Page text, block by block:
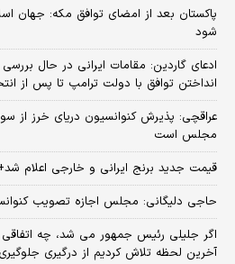
پاکستان بعد از امضای توافق مکه: جهان
شود
ادعای گاردین: مقامات ایرانی در حال
انداختن توافق با دولت ترامپ تا پس از
عراقچی: پذیرش کنوانسیون دریای خرز از
مجلس است
قیمت جدید برنج ایرانی و خارجی اعلام
حاجی دلیگانی: مجلس اجازه تصویب
اگر جلیلی رئیس جمهور می شد، چه
آخرین لحظه تلاش کردیم از درگیری